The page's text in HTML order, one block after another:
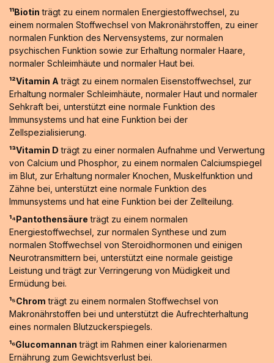
¹¹Biotin trägt zu einem normalen Energiestoffwechsel, zu
einem normalen Stoffwechsel von Makronährstoffen, zu einer
normalen Funktion des Nervensystems, zur normalen
psychischen Funktion sowie zur Erhaltung normaler Haare,
normaler Schleimhäute und normaler Haut bei.
¹²Vitamin A trägt zu einem normalen Eisenstoffwechsel, zur
Erhaltung normaler Schleimhäute, normaler Haut und normaler
Sehkraft bei, unterstützt eine normale Funktion des
Immunsystems und hat eine Funktion bei der
Zellspezialisierung.
¹³Vitamin D trägt zu einer normalen Aufnahme und Verwertung
von Calcium und Phosphor, zu einem normalen Calciumspiegel
im Blut, zur Erhaltung normaler Knochen, Muskelfunktion und
Zähne bei, unterstützt eine normale Funktion des
Immunsystems und hat eine Funktion bei der Zellteilung.
¹⁴Pantothensäure trägt zu einem normalen
Energiestoffwechsel, zur normalen Synthese und zum
normalen Stoffwechsel von Steroidhormonen und einigen
Neurotransmittern bei, unterstützt eine normale geistige
Leistung und trägt zur Verringerung von Müdigkeit und
Ermüdung bei.
¹⁵Chrom trägt zu einem normalen Stoffwechsel von
Makronährstoffen bei und unterstützt die Aufrechterhaltung
eines normalen Blutzuckerspiegels.
¹⁶Glucomannan trägt im Rahmen einer kalorienarmen
Ernährung zum Gewichtsverlust bei.